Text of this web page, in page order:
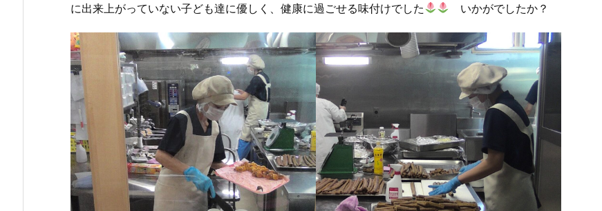
に出来上がっていない子ども達に優しく、健康に過ごせる味付けでした
いかがでしたか？